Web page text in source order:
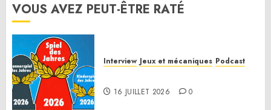
VOUS AVEZ PEUT-ÊTRE RATÉ
Interview Jeux et mécaniques Podcast
16 JUILLET 2026 0